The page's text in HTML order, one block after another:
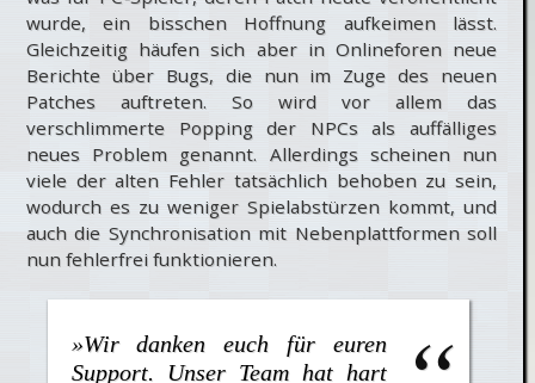
wurde, ein bisschen Hoffnung aufkeimen lässt.
Gleichzeitig häufen sich aber in Onlineforen neue
Berichte über Bugs, die nun im Zuge des neuen
Patches auftreten. So wird vor allem das
verschlimmerte Popping der NPCs als auffälliges
neues Problem genannt. Allerdings scheinen nun
viele der alten Fehler tatsächlich behoben zu sein,
wodurch es zu weniger Spielabstürzen kommt, und
auch die Synchronisation mit Nebenplattformen soll
nun fehlerfrei funktionieren.
»Wir danken euch für euren
Support. Unser Team hat hart